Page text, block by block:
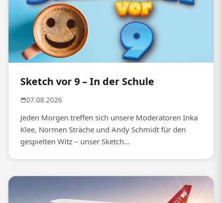
Sketch vor 9 – In der Schule
07.08.2026
Jeden Morgen treffen sich unsere Moderatoren Inka
Klee, Normen Sträche und Andy Schmidt für den
gespielten Witz – unser Sketch...